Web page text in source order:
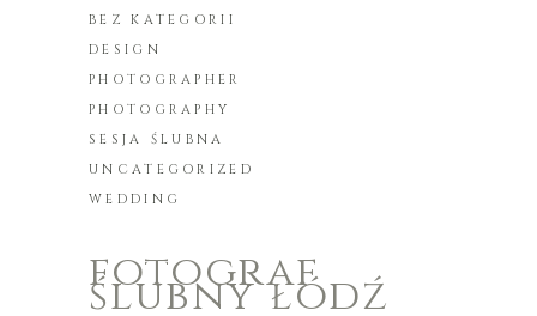
BEZ KATEGORII
DESIGN
PHOTOGRAPHER
PHOTOGRAPHY
SESJA ŚLUBNA
UNCATEGORIZED
WEDDING
fotograf
ślubny łódź